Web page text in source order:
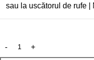
sau la uscătorul de rufe